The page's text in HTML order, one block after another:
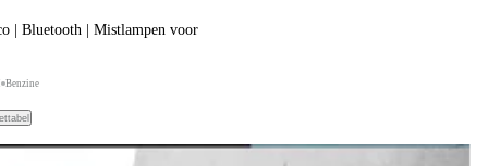
| Bluetooth | Mistlampen voor
Benzine